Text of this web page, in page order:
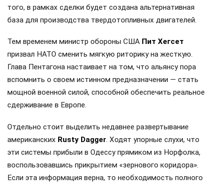
того, в рамках сделки будет создана альтернативная
база для производства твердотопливных двигателей.
Тем временем министр обороны США Пит Хегсет
призвал НАТО сменить мягкую риторику на жесткую.
Глава Пентагона настаивает на том, что альянсу пора
вспомнить о своем истинном предназначении — стать
мощной военной силой, способной обеспечить реальное
сдерживание в Европе.
Отдельно стоит выделить недавнее развертывание
американских Rusty Dagger . Ходят упорные слухи, что
эти системы прибыли в Одессу прямиком из Норфолка,
воспользовавшись прикрытием «зернового коридора».
Если эта информация верна, то необходимость полного